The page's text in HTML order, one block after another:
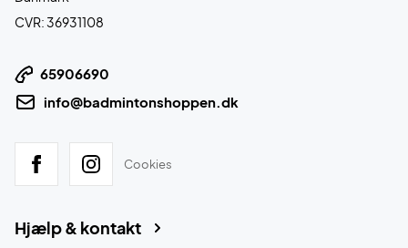
CVR: 36931108
65906690
info@badmintonshoppen.dk
Cookies
Hjælp & kontakt